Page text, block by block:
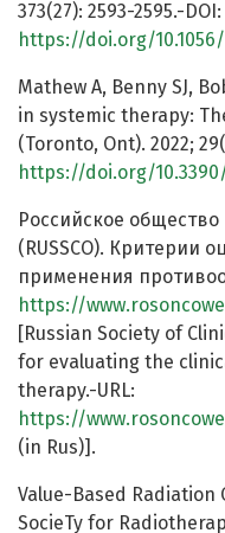
373(27): 2593-2595.-DOI:
https://doi.org/10.1056/
Mathew A, Benny SJ,
in systemic therapy:
(Toronto, Ont). 2022;
https://doi.org/
Российское
(RUSSCO). Критерии
применения
https://www.rosoncoweb.ru/
[Russian Society of
for evaluating the
therapy.-URL:
https://www.rosoncoweb.ru/
(in Rus)].
Value-Based Radiation
SocieTy for